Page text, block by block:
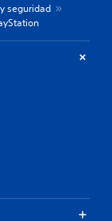
seguridad